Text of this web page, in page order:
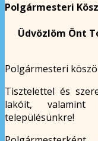
Polgármesteri
Üdvözlöm Önt
Polgármesteri
Tisztelettel és
lakóit, valamint
településünkre!